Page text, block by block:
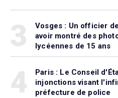
Vosges : Un officier
avoir montré des
lycéennes de 15 ans
Paris : Le Conseil
injonctions visant
préfecture de police